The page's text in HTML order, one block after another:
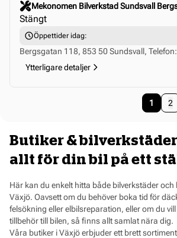
Mekonomen Bilverkstad Sundsvall
Stängt
Öppettider idag:
Bergsgatan 118, 853 50 Sundsvall,
Ytterligare detaljer
Click to select this store
You're
1 2
Butiker & bilverkstäder
allt för din bil på ett
Här kan du enkelt hitta både bilverkstäder
Växjö. Oavsett om du behöver boka tid för
felsökning eller elbilsreparation, eller om du
tillbehör till bilen, så finns allt samlat nära dig.
Våra butiker i Växjö erbjuder ett brett